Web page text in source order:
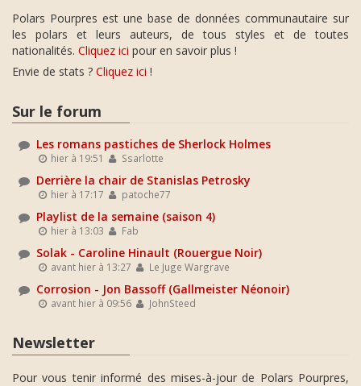
Polars Pourpres est une base de données communautaire sur
les polars et leurs auteurs, de tous styles et de toutes
nationalités. Cliquez ici pour en savoir plus !
Envie de stats ? Cliquez ici !
Sur le forum
Les romans pastiches de Sherlock Holmes
hier à 19:51 Ssarlotte
Derrière la chair de Stanislas Petrosky
hier à 17:17 patoche77
Playlist de la semaine (saison 4)
hier à 13:03 Fab
Solak - Caroline Hinault (Rouergue Noir)
avant hier à 13:27 Le Juge Wargrave
Corrosion - Jon Bassoff (Gallmeister Néonoir)
avant hier à 09:56 JohnSteed
Newsletter
Pour vous tenir informé des mises-à-jour de Polars Pourpres,